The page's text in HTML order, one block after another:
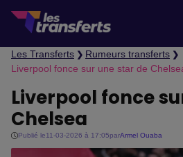
Les Transferts ❯ Rumeurs transferts ❯
Liverpool fonce sur une star de
Liverpool fonce
Chelsea
Publié le11-03-2026 à 17:05parArmel Ouaba